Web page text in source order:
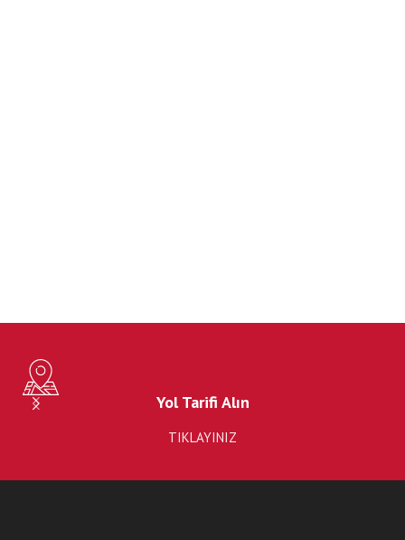
Yol Tarifi Alın
TIKLAYINIZ